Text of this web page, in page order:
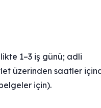
1–3 iş günü; adli
üzerinden saatler
için).